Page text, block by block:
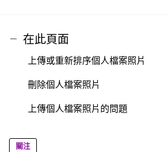
在此頁面
上傳或重新排序個人檔案照片
刪除個人檔案照片
上傳個人檔案照片的問題
關注